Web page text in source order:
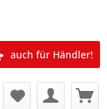
auch für Händler!